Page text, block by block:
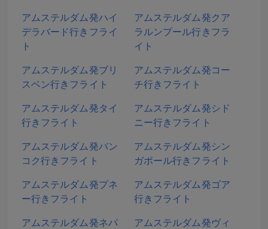
アムステルダム発ハイ
デラバード行きフライ
ト
アムステルダム発クア
ラルンプール行きフラ
イト
アムステルダム発ブリ
スベン行きフライト
アムステルダム発コー
チ行きフライト
アムステルダム発タイ
行きフライト
アムステルダム発シド
ニー行きフライト
アムステルダム発バン
コク行きフライト
アムステルダム発シン
ガポール行きフライト
アムステルダム発プネ
ー行きフライト
アムステルダム発ゴア
行きフライト
アムステルダム発ネパ
アムステルダム発ヴィ